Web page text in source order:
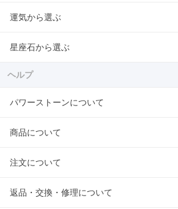
運気から選ぶ
星座石から選ぶ
ヘルプ
パワーストーンについて
商品について
注文について
返品・交換・修理について